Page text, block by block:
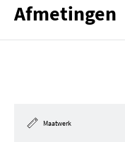
Afmetingen
Maatwerk